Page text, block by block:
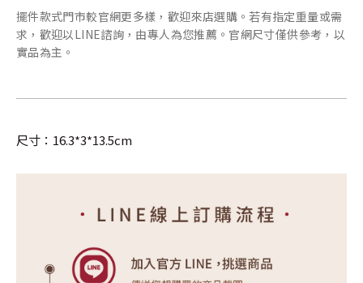
擺件款式門市較官網更多樣，歡迎來店選購。若有指定重量或需
求，歡迎以LINE諮詢，由專人為您推薦。官網尺寸僅供參考，以
實品為主。
尺寸：16.3*3*13.5cm